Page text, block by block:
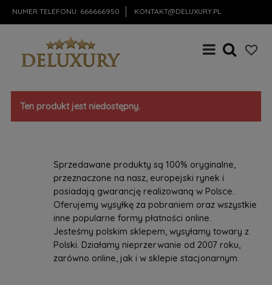
NUMER TELEFONU: 666666950 KONTAKT@DELUXURY.PL
Ten produkt jest niedostępny.
Sprzedawane produkty są 100% oryginalne,
przeznaczone na nasz, europejski rynek i
posiadają gwarancję realizowaną w Polsce.
Oferujemy wysyłkę za pobraniem oraz wszystkie
inne popularne formy płatności online.
Jesteśmy polskim sklepem, wysyłamy towary z
Polski. Działamy nieprzerwanie od 2007 roku,
zarówno online, jak i w sklepie stacjonarnym.